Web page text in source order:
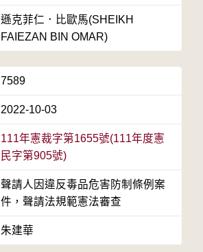
遜克菲仁．比歐馬(SHEIKH
FAIEZAN BIN OMAR)
7589
2022-10-03
111年憲裁字第1655號(111年度憲
民字第905號)
聲請人因違反毒品危害防制條例案
件，聲請法規範憲法審查
朱建華